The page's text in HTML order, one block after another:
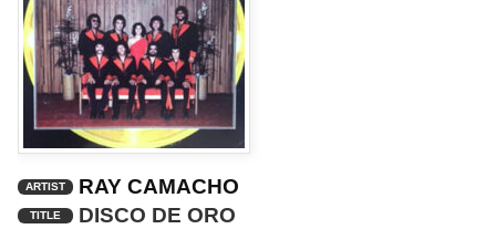
ARTIST RAY CAMACHO
TITLE DISCO DE ORO